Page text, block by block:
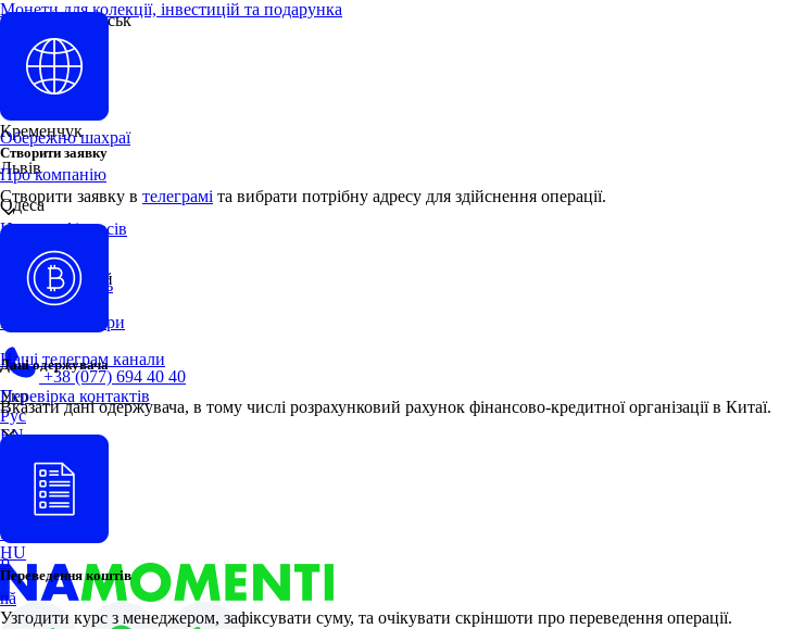
Івано-Франківськ
Кам'янське
Кременчук
Львів
Одеса
Хмельницький
+38 (077) 694 40 40
Укр
Рус
EN
DE
HU
Монети для колекції, інвестицій та подарунка
Про нас
Вакансії
Обережно шахраї
Про компанію
Новини фінансів
Контакти
Мапа відділень
Наші менеджери
Наші телеграм канали
Перевірка контактів
Укр
Створити заявку
Створити заявку в телеграмі та вибрати потрібну адресу для здійснення операції.
Дані одержувача
Вказати дані одержувача, в тому числі розрахунковий рахунок фінансово-кредитної організації в Китаї.
Переведення коштів
Узгодити курс з менеджером, зафіксувати суму, та очікувати скріншоти про переведення операції.